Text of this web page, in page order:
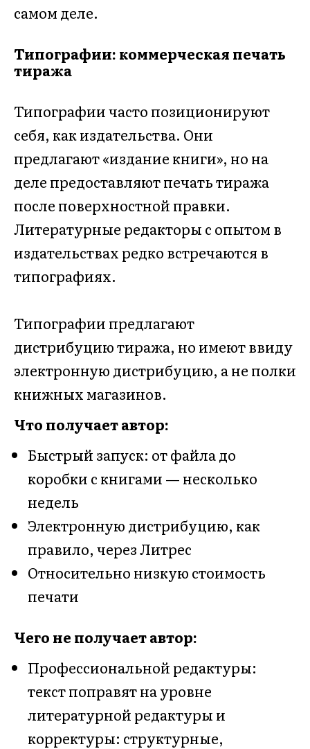
самом деле.
Типографии: коммерческая печать
тиража
Типографии часто позиционируют
себя, как издательства. Они
предлагают «издание книги», но на
деле предоставляют печать тиража
после поверхностной правки.
Литературные редакторы с опытом в
издательствах редко встречаются в
типографиях.
Типографии предлагают
дистрибуцию тиража, но имеют ввиду
электронную дистрибуцию, а не полки
книжных магазинов.
Что получает автор:
Быстрый запуск: от файла до
коробки с книгами — несколько
недель
Электронную дистрибуцию, как
правило, через Литрес
Относительно низкую стоимость
печати
Чего не получает автор:
Профессиональной редактуры:
текст поправят на уровне
литературной редактуры и
корректуры: структурные,